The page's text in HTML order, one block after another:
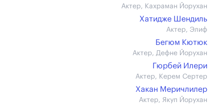
Актер, Кахраман Йорухан
Хатидже Шендиль
Актер, Элиф
Бегюм Кютюк
Актер, Дефне Йорухан
Гюрбей Илери
Актер, Керем Сертер
Хакан Меричлилер
Актер, Якуп Йорухан